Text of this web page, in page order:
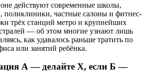
действуют современные школы,
поликлиники, частные салоны и фитнес-
трёх станций метро и крупнейших
— об этом многие узнают лишь
как удавалось раньше тратить по
или занятий ребёнка.
А — делайте Х, если Б —